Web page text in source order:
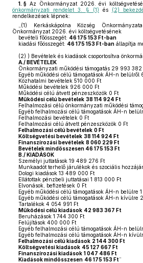
1. § Az Önkormányzat 2026. évi
önkormányzati rendelet 3. § (1) és (2)
rendelkezések lépnek:
„(1) Kerkáskápolna Község
Önkormányzat 2026. évi költségvetésének
bevételi főösszegét: 46 175 153 Ft-ban
kiadási főösszegét: 46 175 153 Ft-ban állapítja
(2) ) Bevételek és kiadások csoportosítva
A./ BEVÉTELEK
Önkormányzati működési támogatás 29 993 382
Egyéb működési célú támogatások ÁH-n belülről
Közhatalmi bevételek 510 000 Ft
Működési bevételek 926 000 Ft
Működési célú átvett pénzeszközök 0 Ft
Működési célú bevételek 38 114 924 Ft
Felhalmozási célú önkormányzati működési
Egyéb felhalmozási célú támogatások ÁH-n
Felhalmozási bevételek 0 Ft
Felhalmozási célú átvett pénzeszközök 0 Ft
Felhalmozási célú bevételek 0 Ft
Költségvetési bevételek 38 114 924 Ft
Finanszírozási bevételek 8 060 229 Ft
Bevételek mindösszesen 46 175 153 Ft
B./ KIADÁSOK
Személyi juttatások 19 489 276 Ft
Munkaadót terhelő járulékok és szociális
Dologi kiadások 13 489 000 Ft
Ellátottak pénzbeli juttatásai 1 813 000 Ft
Elvonások, befizetések 0 Ft
Egyéb működési célú támogatások ÁH-n belülre
Egyéb működési célú támogatások ÁH-n kívülre
Tartalékok 4 054 991 Ft
Működési célú kiadások 42 983 367 Ft
Beruházások 1 744 300 Ft
Felújítások 400 000 Ft
Egyéb felhalmozási célú támogatások ÁH-n
Egyéb felhalmozási célú támogatások ÁH-n
Felhalmozási célú kiadások 2 144 300 Ft
Költségvetési kiadások 45 127 667 Ft
Finanszírozási kiadások 1 047 486 Ft
Kiadások mindösszesen 46 175 153 Ft”